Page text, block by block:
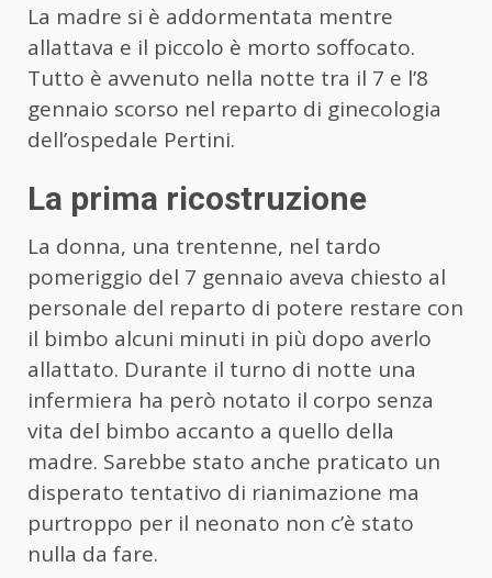
La madre si è addormentata mentre
allattava e il piccolo è morto soffocato.
Tutto è avvenuto nella notte tra il 7 e l’8
gennaio scorso nel reparto di ginecologia
dell’ospedale Pertini.
La prima ricostruzione
La donna, una trentenne, nel tardo
pomeriggio del 7 gennaio aveva chiesto al
personale del reparto di potere restare con
il bimbo alcuni minuti in più dopo averlo
allattato. Durante il turno di notte una
infermiera ha però notato il corpo senza
vita del bimbo accanto a quello della
madre. Sarebbe stato anche praticato un
disperato tentativo di rianimazione ma
purtroppo per il neonato non c’è stato
nulla da fare.